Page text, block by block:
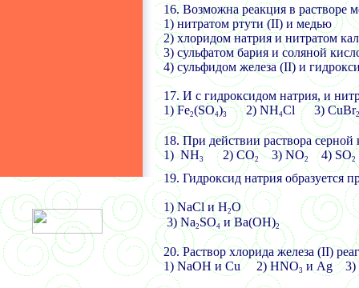
16.Возможна реакция в растворе
1) нитратом ртути (II) и медью
2) хлоридом натрия и нитратом
3) сульфатом бария и соляной
4) сульфидом железа (II) и
17. И с гидроксидом натрия, и
1)Fe2(SO4)32) NH4Cl 3) CuBr2
18.При действии раствора серной
1)NH32) CO23) NO2 4) SO2
19. Гидроксид натрия образуется
1) NaClиH2O 2)
3) Na2 SO4 иBa(OH)
20.Раствор хлорида железа (II)
1)NaOH и Сu 2) HNO3 и Ag 3)